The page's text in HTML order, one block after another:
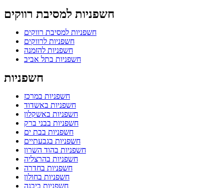
חשפניות למסיבת רווקים
חשפניות למסיבת רווקים
חשפניות לרווקים
חשפניות להזמנה
חשפניות בתל אביב
חשפניות
חשפניות במרכז
חשפניות באשדוד
חשפניות באשקלון
חשפניות בבני ברק
חשפניות בבת ים
חשפניות בגבעתיים
חשפניות בהוד השרון
חשפניות בהרצליה
חשפניות בחדרה
חשפניות בחולון
חשפניות ביבנה